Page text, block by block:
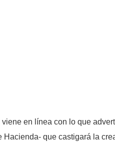
en línea con lo que
Hacienda- que castigará la